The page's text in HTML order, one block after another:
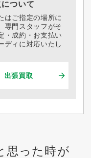
ついて
はご指定の場所に
専門スタッフがそ
・成約・お支払い
ディに対応いたし
出張買取
思った時が